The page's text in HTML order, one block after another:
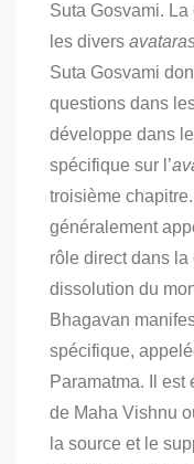
Suta Gosvami.
les divers
Suta Gosvami
questions dans
développe dans
spécifique sur l’
troisième
généralement
rôle direct dans
dissolution du
Bhagavan
spécifique,
Paramatma. Il est
de Maha Vishnu
la source et le